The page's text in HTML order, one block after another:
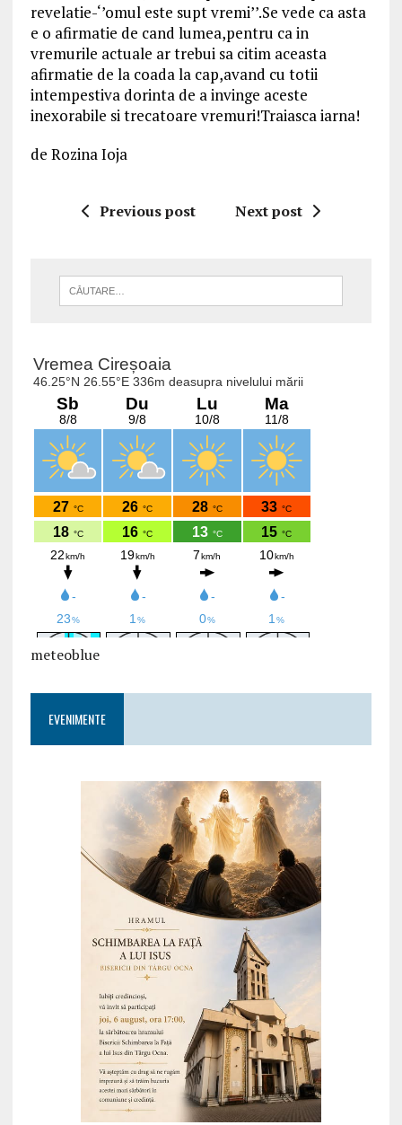
revelatie-‘’omul este supt vremi’’.Se vede ca asta
e o afirmatie de cand lumea,pentru ca in
vremurile actuale ar trebui sa citim aceasta
afirmatie de la coada la cap,avand cu totii
intempestiva dorinta de a invinge aceste
inexorabile si trecatoare vremuri!Traiasca iarna!
de Rozina Ioja
Previous post Next post
meteoblue
EVENIMENTE